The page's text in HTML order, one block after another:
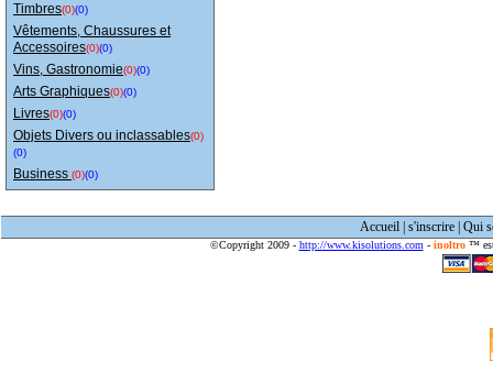
Timbres(0)(0)
Vêtements, Chaussures et
Accessoires(0)(0)
Vins, Gastronomie(0)(0)
Arts Graphiques(0)(0)
Livres(0)(0)
Objets Divers ou inclassables(0)
(0)
Business (0)(0)
Accueil s'inscrire Qui
©Copyright 2009 - http://www.kisolutions.com - inoltro™ est